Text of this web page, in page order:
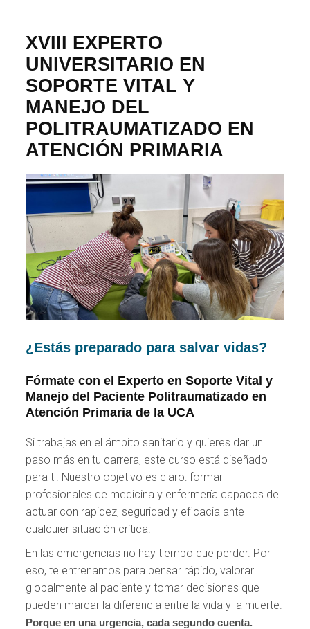
XVIII EXPERTO
UNIVERSITARIO EN
SOPORTE VITAL Y
MANEJO DEL
POLITRAUMATIZADO EN
ATENCIÓN PRIMARIA
¿Estás preparado para salvar vidas?
Fórmate con el Experto en Soporte Vital y
Manejo del Paciente Politraumatizado en
Atención Primaria de la UCA
Si trabajas en el ámbito sanitario y quieres dar un
paso más en tu carrera, este curso está diseñado
para ti. Nuestro objetivo es claro: formar
profesionales de medicina y enfermería capaces de
actuar con rapidez, seguridad y eficacia ante
cualquier situación crítica.
En las emergencias no hay tiempo que perder. Por
eso, te entrenamos para pensar rápido, valorar
globalmente al paciente y tomar decisiones que
pueden marcar la diferencia entre la vida y la muerte.
Porque en una urgencia, cada segundo cuenta.